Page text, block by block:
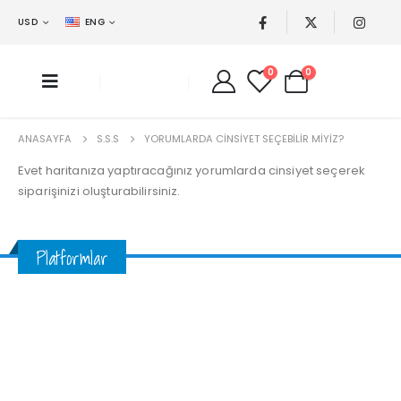
USD ENG
0 0
ANASAYFA S.S.S YORUMLARDA CINSIYET SEÇEBILIR MIYIZ?
Evet haritanıza yaptıracağınız yorumlarda cinsiyet seçerek
siparişinizi oluşturabilirsiniz.
Platformlar